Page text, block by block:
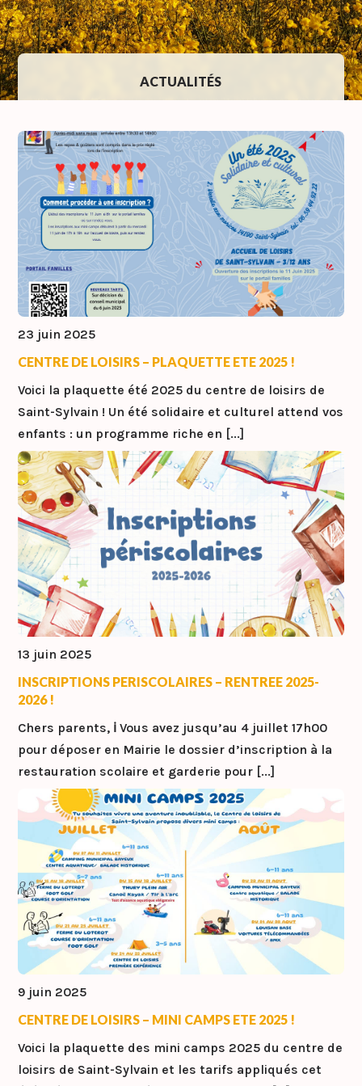
ACTUALITÉS
23 juin 2025
CENTRE DE LOISIRS – PLAQUETTE ETE 2025 !
Voici la plaquette été 2025 du centre de loisirs de
Saint-Sylvain ! Un été solidaire et culturel attend vos
enfants : un programme riche en [...]
13 juin 2025
INSCRIPTIONS PERISCOLAIRES – RENTREE 2025-
2026 !
Chers parents, ℹ️ Vous avez jusqu’au 4 juillet 17h00
pour déposer en Mairie le dossier d’inscription à la
restauration scolaire et garderie pour [...]
9 juin 2025
CENTRE DE LOISIRS – MINI CAMPS ETE 2025 !
Voici la plaquette des mini camps 2025 du centre de
loisirs de Saint-Sylvain et les tarifs appliqués cet